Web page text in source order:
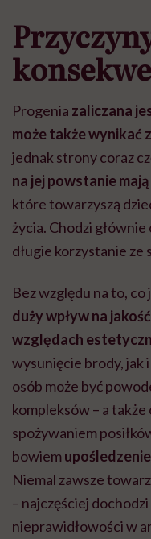
Progenia zaliczana
może także wynikać
jednak strony coraz
na jej powstanie
które towarzyszą
życia. Chodzi
długie korzystanie ze
Bez względu na to,
duży wpływ na
względach
wysunięcie brody, jak
osób może być
kompleksów – a
spożywaniem
bowiem
Niemal zawsze
– najczęściej
nieprawidłowości w